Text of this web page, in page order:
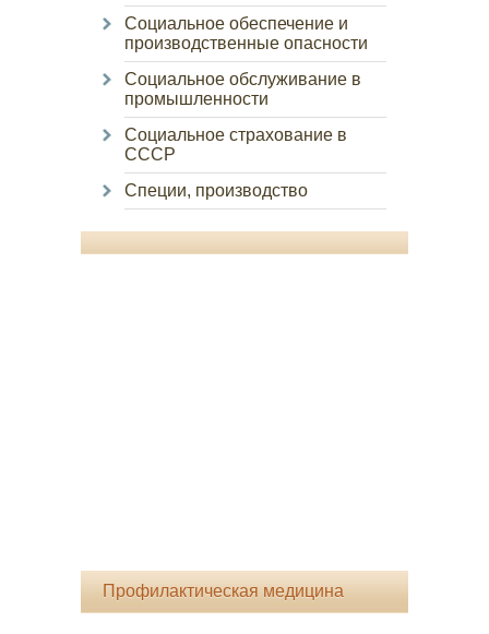
Социальное обеспечение и
производственные опасности
Социальное обслуживание в
промышленности
Социальное страхование в
СССР
Специи, производство
Профилактическая медицина